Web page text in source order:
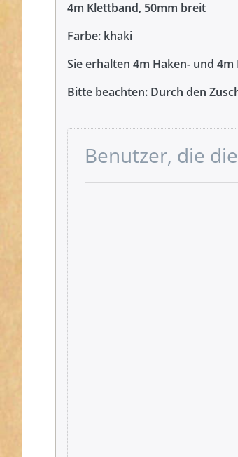
4m Klettband, 50mm breit
Farbe: khaki
Sie erhalten 4m Haken- und 4m
Bitte beachten: Durch den
Benutzer, die